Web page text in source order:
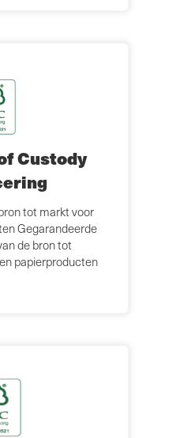
Custody
tot markt voor
Gegarandeerde
de bron tot
papierproducten